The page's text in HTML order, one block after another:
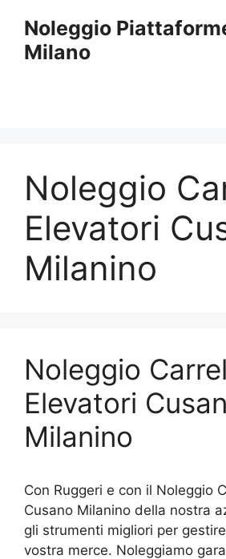
contenuto
Noleggio
Milano
Noleggio
Elevatori
Milanino
Noleggio
Elevatori
Milanino
Con Ruggeri e con il Noleggio
Cusano Milanino della nostra
gli strumenti migliori per
vostra merce. Noleggiamo